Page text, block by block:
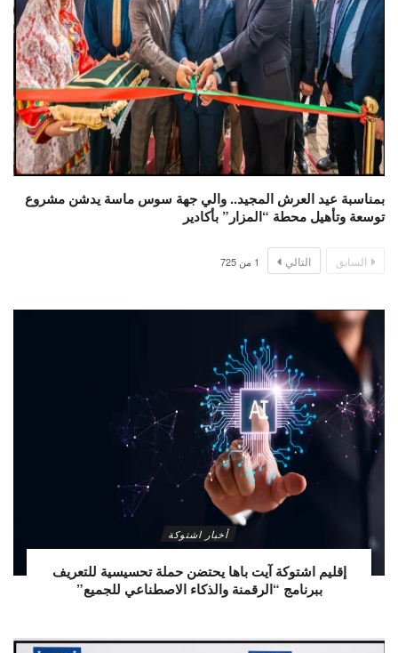
بمناسبة عيد العرش المجيد.. والي جهة سوس ماسة يدشن مشروع
توسعة وتأهيل محطة “المزار” بأكادير
السابق التالي 1 من 725
أخبار اشتوكة
إقليم اشتوكة آيت باها يحتضن حملة تحسيسية للتعريف
ببرنامج “الرقمنة والذكاء الاصطناعي للجميع”